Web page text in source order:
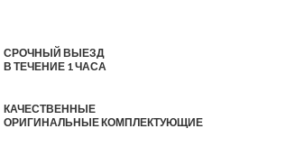
СРОЧНЫЙ ВЫЕЗД
В ТЕЧЕНИЕ 1 ЧАСА
КАЧЕСТВЕННЫЕ
ОРИГИНАЛЬНЫЕ КОМПЛЕКТУЮЩИЕ